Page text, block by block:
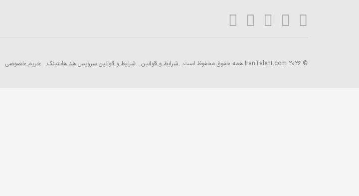
© 2026 IranTalent.com همه حقوق محفوظ است. شرایط و قوانین شرایط و قوانین سرویس هد هانتینگ حریم خصوصی